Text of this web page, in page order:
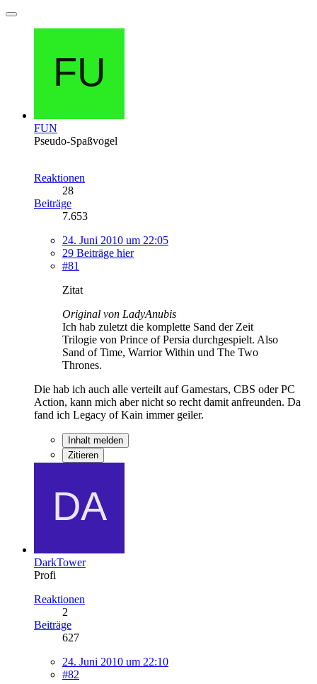
FUN
Pseudo-Spaßvogel
Reaktionen
28
Beiträge
7.653
24. Juni 2010 um 22:05
29 Beiträge hier
#81
Zitat
Original von LadyAnubis
Ich hab zuletzt die komplette Sand der Zeit
Trilogie von Prince of Persia durchgespielt. Also
Sand of Time, Warrior Within und The Two
Thrones.
Die hab ich auch alle verteilt auf Gamestars, CBS oder PC
Action, kann mich aber nicht so recht damit anfreunden. Da
fand ich Legacy of Kain immer geiler.
Inhalt melden
Zitieren
DarkTower
Profi
Reaktionen
2
Beiträge
627
24. Juni 2010 um 22:10
#82